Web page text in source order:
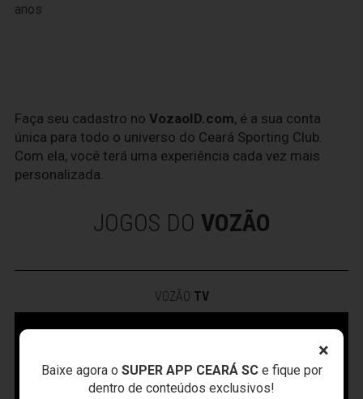
×
Baixe agora o SUPER APP CEARÁ SCe fique por
dentro de conteúdos exclusivos!
anos
Faça seu cadastro no VozaoID.com, é a sua conta
única para todo o universo do Ceará Sporting Club.
Com ela, você terá uma experiência cada vez mais
personalizada.
JOGOS DO VOZÃO
VOZÃO TV